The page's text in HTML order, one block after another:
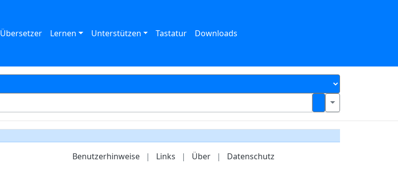
Übersetzer Lernen Unterstützen Tastatur Downloads
Benutzerhinweise | Links | Über | Datenschutz